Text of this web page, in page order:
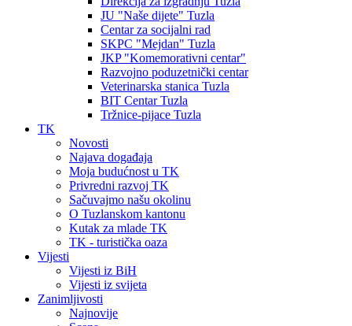
JU "Naše dijete" Tuzla
Centar za socijalni rad
SKPC "Mejdan" Tuzla
JKP "Komemorativni centar"
Razvojno poduzetnički centar
Veterinarska stanica Tuzla
BIT Centar Tuzla
Tržnice-pijace Tuzla
TK
Novosti
Najava događaja
Moja budućnost u TK
Privredni razvoj TK
Sačuvajmo našu okolinu
O Tuzlanskom kantonu
Kutak za mlade TK
TK - turistička oaza
Vijesti
Vijesti iz BiH
Vijesti iz svijeta
Zanimljivosti
Najnovije